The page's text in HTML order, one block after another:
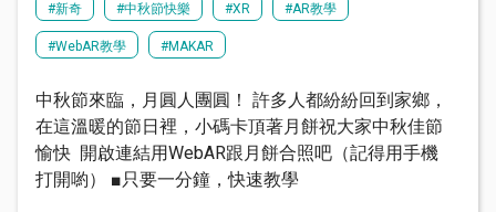
#新奇 #中秋節快樂 #XR #AR教學
#WebAR教學 #MAKAR
中秋節來臨，月圓人團圓！ 許多人都紛紛回到家鄉，
在這溫暖的節日裡，小碼卡頂著月餅祝大家中秋佳節
愉快 開啟連結用WebAR跟月餅合照吧（記得用手機
打開喲） ■只要一分鐘，快速教學